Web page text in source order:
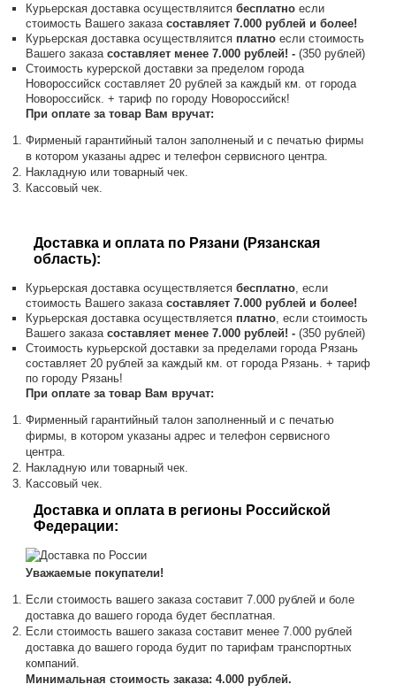
Курьерская доставка осуществляится бесплатноесли
стоимость Вашего заказа составляет 7.000 рублей и более!
Курьерская доставка осуществляится платноесли стоимость
Вашего заказа составляет менее 7.000 рублей! - (350 рублей)
Стоимость курерской доставки за пределом города
Новороссийск составляет 20 рублей за каждый км. от города
Новороссийск. + тариф по городу Новороссийск!
При оплате за товар Вам вручат:
Фирменый гарантийный талон заполненый и с печатью фирмы
в котором указаны адрес и телефон сервисного центра.
Накладную или товарный чек.
Кассовый чек.
Доставка и оплата по Рязани (Рязанская
область):
Курьерская доставка осуществляется бесплатно, если
стоимость Вашего заказа составляет 7.000 рублей и более!
Курьерская доставка осуществляется платно, если стоимость
Вашего заказа составляет менее 7.000 рублей! - (350 рублей)
Стоимость курьерской доставки за пределами города Рязань
составляет 20 рублей за каждый км. от города Рязань. + тариф
по городу Рязань!
При оплате за товар Вам вручат:
Фирменный гарантийный талон заполненный и с печатью
фирмы, в котором указаны адрес и телефон сервисного
центра.
Накладную или товарный чек.
Кассовый чек.
Доставка и оплата в регионы Российской
Федерации:
Уважаемые покупатели!
Если стоимость вашего заказа составит 7.000 рублей и боле
доставка до вашего города будет бесплатная.
Если стоимость вашего заказа составит менее 7.000 рублей
доставка до вашего города будит по тарифам транспортных
компаний.
Минимальная стоимость заказа: 4.000 рублей.